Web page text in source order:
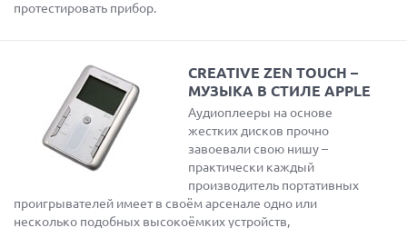
протестировать прибор.
CREATIVE ZEN TOUCH –
МУЗЫКА В СТИЛЕ APPLE
Аудиоплееры на основе
жестких дисков прочно
завоевали свою нишу –
практически каждый
производитель портативных
проигрывателей имеет в своём арсенале одно или
несколько подобных высокоёмких устройств,